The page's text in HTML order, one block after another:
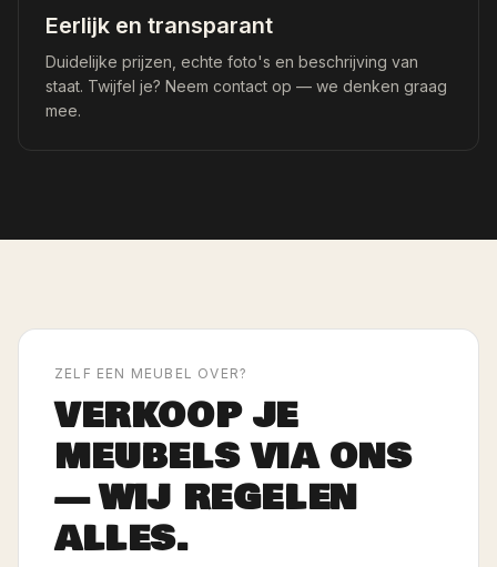
Eerlijk en transparant
Duidelijke prijzen, echte foto's en beschrijving van
staat. Twijfel je? Neem contact op — we denken graag
mee.
ZELF EEN MEUBEL OVER?
VERKOOP JE
MEUBELS VIA ONS
— WIJ REGELEN
ALLES.